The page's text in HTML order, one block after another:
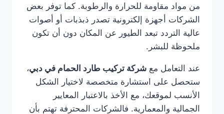
من مواد مقاومة للحرارة والرطوبة. كما توفر بعض
الشركات أجهزة إلكترونية تصدر ذبذبات أو أصوات
عالية التردد تبعد الطيور عن المكان دون أن تكون
ملحوظة للبشر.
عند التعامل مع شركة تركيب طارد الحمام في دبي،
ستحصل على استشارة متخصصة لاختيار الشكل
الأنسب لموقعك، مع الأخذ بالاعتبار المعايير
الجمالية والمعمارية. فالشركات المحترفة تهتم بأن